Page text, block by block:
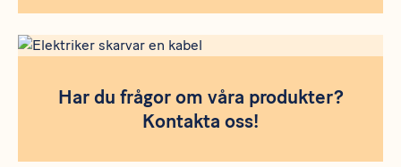
Har du frågor om våra produkter?
Kontakta oss!